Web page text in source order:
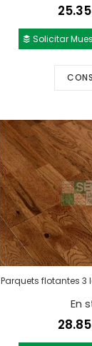
Solicitar
Parquets flotantes
En